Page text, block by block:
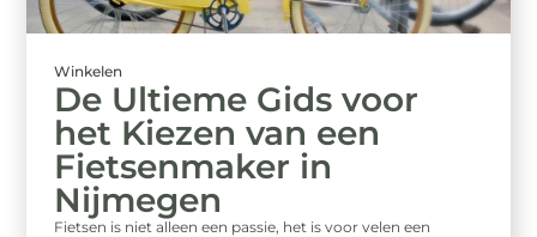
Winkelen
De Ultieme Gids voor
het Kiezen van een
Fietsenmaker in
Nijmegen
Fietsen is niet alleen een passie, het is voor velen een